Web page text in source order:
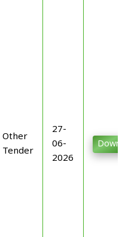
Other
Tender
27-
06-
2026